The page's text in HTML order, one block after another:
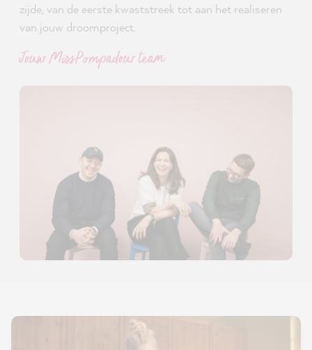
zijde, van de eerste kwaststreek tot aan het realiseren
van jouw droomproject.
Jouw MissPompadour team